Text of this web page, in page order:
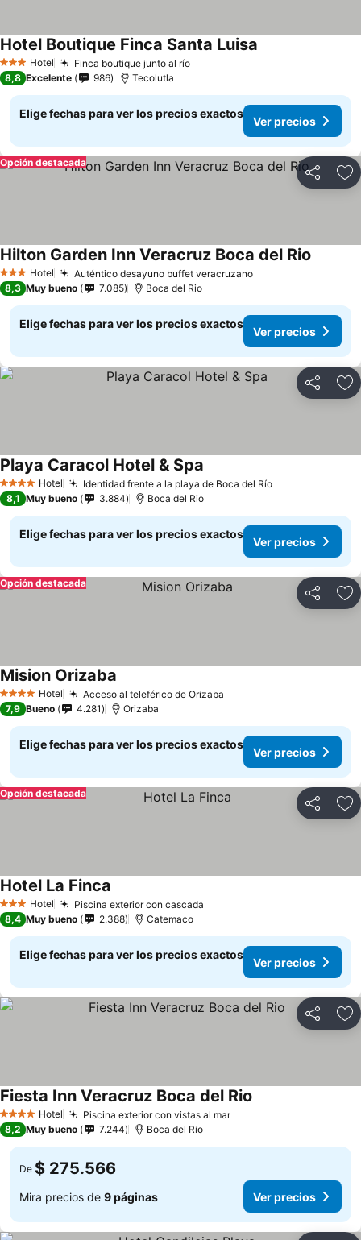
3 Estrellas
Hotel Finca boutique junto al ríoVer precios
Hotel Boutique Finca Santa Luisa
8,8 Excelente 986 Tecolutla
Elige fechas para ver los precios exactos
Ver precios
Compartir
Opción destacada
3 Estrellas
Hotel Auténtico desayuno buffet veracruzanoVer precios
Hilton Garden Inn Veracruz Boca del Rio
8,3 Muy bueno 7.085 Boca del Rio
Elige fechas para ver los precios exactos
Ver precios
Compartir
4 EstrellasHotel Identidad frente a la playa de Boca del RíoVer precios
Playa Caracol Hotel & Spa
8,1 Muy bueno 3.884 Boca del Rio
Elige fechas para ver los precios exactos
Ver precios
Compartir
Opción destacada
4 EstrellasHotel Acceso al teleférico de Orizaba
Mision Orizaba
7,9 Bueno 4.281 Orizaba
Elige fechas para ver los precios exactos
Ver precios
Compartir
Opción destacada
3 Estrellas
Hotel Piscina exterior con cascada
Hotel La Finca
8,4 Muy bueno 2.388 Catemaco
Elige fechas para ver los precios exactos
Ver precios
Compartir
4 EstrellasHotel Piscina exterior con vistas al marVer precios
Fiesta Inn Veracruz Boca del Rio
8,2 Muy bueno 7.244 Boca del Rio
De $ 275.566
Mira precios de 9 páginas Ver precios